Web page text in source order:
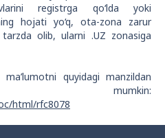
registrga qo‘lda yoki
hojati yo‘q, ota-zona zarur
olib, ularni .UZ zonasiga
quyidagi manzildan
mumkin:
html/rfc8078